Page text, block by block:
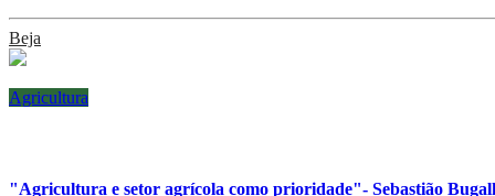
Beja
Agricultura
"Agricultura e setor agrícola como prioridade"- Sebastião